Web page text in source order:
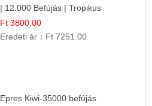
| 12.000 Befújás | Tropikus
Gyümölcs Íz
Ft 3800.00
Eredeti ár： Ft 7251.00
Epres Kiwi-35000 befújás